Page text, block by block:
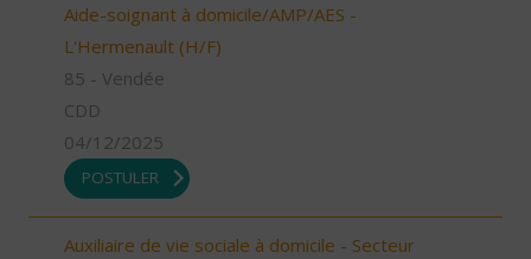
Aide-soignant à domicile/AMP/AES -
L'Hermenault (H/F)
85 - Vendée
CDD
04/12/2025
POSTULER
Auxiliaire de vie sociale à domicile - Secteur